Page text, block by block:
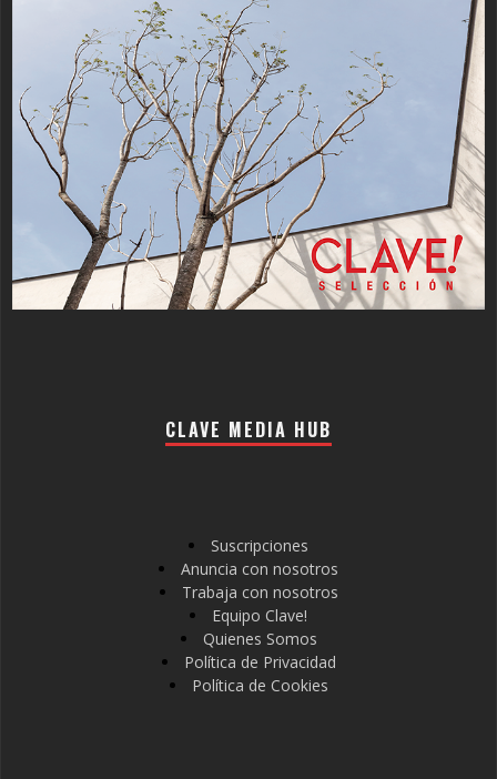
CLAVE MEDIA HUB
Suscripciones
Anuncia con nosotros
Trabaja con nosotros
Equipo Clave!
Quienes Somos
Política de Privacidad
Política de Cookies